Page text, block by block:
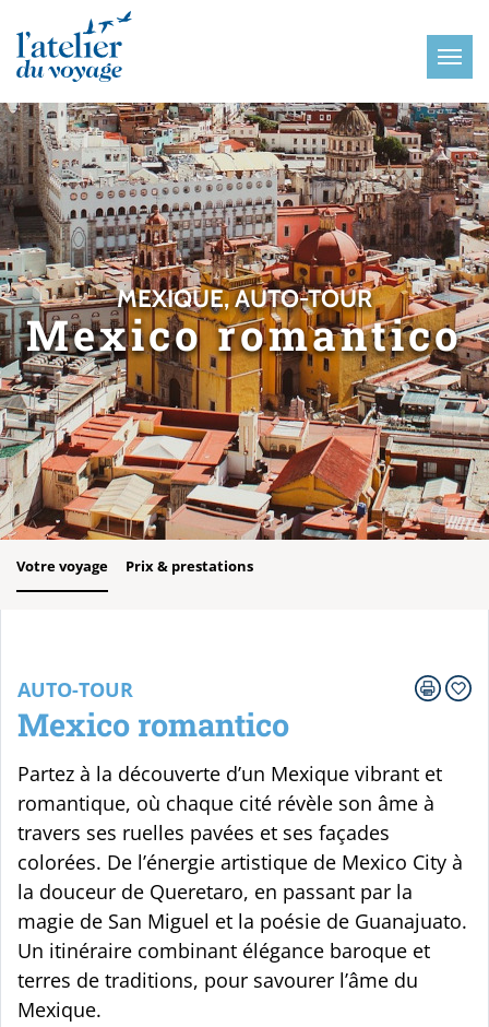
MEXIQUE, AUTO-TOUR
Mexico romantico
Votre voyage Prix & prestations
AUTO-TOUR
Mexico romantico
Partez à la découverte d’un Mexique vibrant et
romantique, où chaque cité révèle son âme à
travers ses ruelles pavées et ses façades
colorées. De l’énergie artistique de Mexico City à
la douceur de Queretaro, en passant par la
magie de San Miguel et la poésie de Guanajuato.
Un itinéraire combinant élégance baroque et
terres de traditions, pour savourer l’âme du
Mexique.
Panneau de gestion des cookies